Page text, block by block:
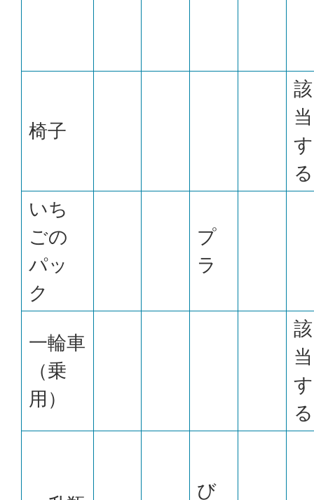
椅子
該
当
す
る
いち
ごの
パッ
ク
プ
ラ
一輪車
（乗
用）
該
当
す
る
び